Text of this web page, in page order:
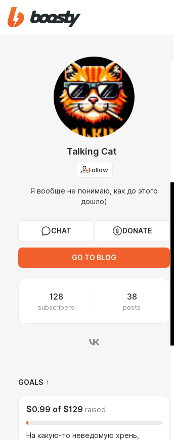
Talking Cat
Follow
Я вообще не понимаю, как до этого
дошло)
CHAT DONATE
GO TO BLOG
128
subscribers
38
posts
GOALS 1
$0.99 of $129 raised
На какую-то неведомую хрень,